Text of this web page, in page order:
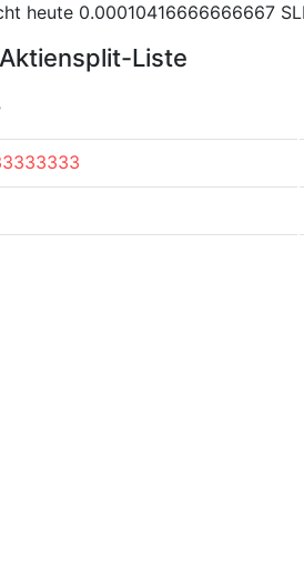
heute 0.00010416666666667
Aktiensplit-Liste